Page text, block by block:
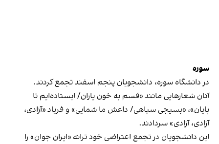
سوره
در دانشگاه سوره، دانشجویان پنجم اسفند تجمع کردند.
آنان شعارهایی مانند «قسم به خون یاران/ ایستاده‌ایم تا
پایان»، «بسیجی سپاهی/ داعش ما شمایی» و فریاد «آزادی،
آزادی، آزادی» سردادند.
این دانشجویان در تجمع اعتراضی خود ترانه «ایران جوان» را